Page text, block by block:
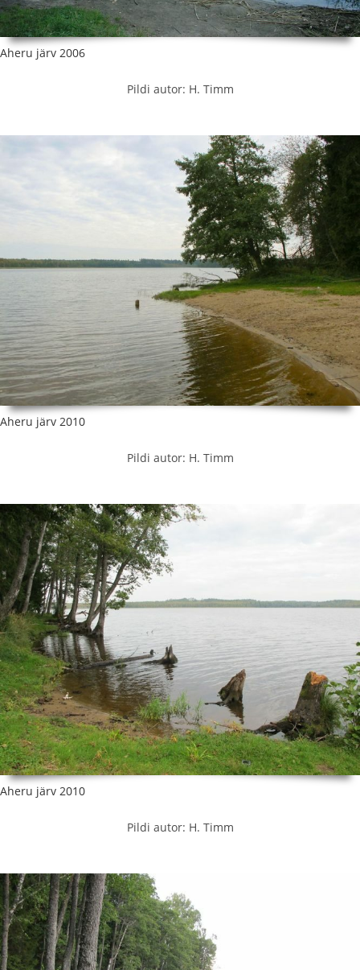
Aheru järv 2006
Pildi autor: H. Timm
Aheru järv 2010
Pildi autor: H. Timm
Aheru järv 2010
Pildi autor: H. Timm